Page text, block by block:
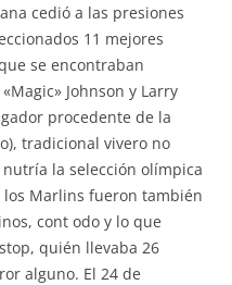
cedió a las presiones
11 mejores
se encontraban
Johnson y Larry
procedente de la
tradicional vivero no
la selección olímpica
Marlins fueron también
cont odo y lo que
quién llevaba 26
alguno. El 24 de